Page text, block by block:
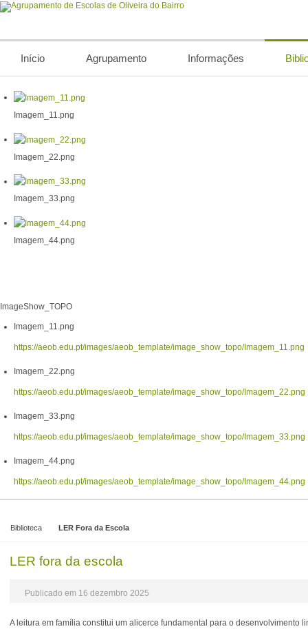
Início Agrupamento Informações
Imagem_11.png
Imagem_22.png
Imagem_33.png
Imagem_44.png
ImageShow_TOPO
Imagem_11.png
https://aeob.edu.pt/images/aeob_template/image_show_topo/Imagem_11.png
Imagem_22.png
https://aeob.edu.pt/images/aeob_template/image_show_topo/Imagem_22.png
Imagem_33.png
https://aeob.edu.pt/images/aeob_template/image_show_topo/Imagem_33.png
Imagem_44.png
https://aeob.edu.pt/images/aeob_template/image_show_topo/Imagem_44.png
Biblioteca LER Fora da Escola
LER fora da escola
Publicado em 16 dezembro 2025
A leitura em família constitui um alicerce fundamental para o